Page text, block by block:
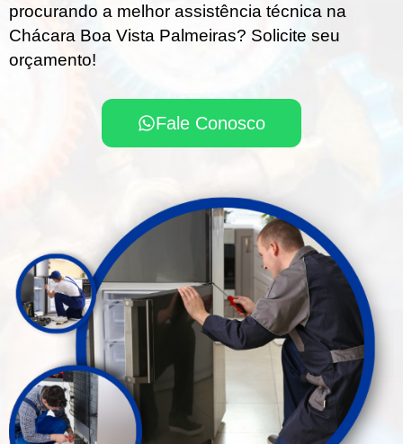
procurando a melhor assistência técnica na
Chácara Boa Vista Palmeiras? Solicite seu
orçamento!
Fale Conosco